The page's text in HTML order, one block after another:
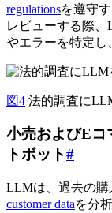
regulationsを遵守
レビューする際
やエラーを特定し
図4 法的調査に
小売およびE
トボット#
LLMは、過去の購
customer dataを分